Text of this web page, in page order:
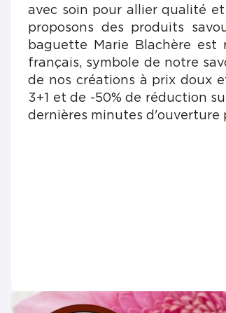
avec soin pour allier qualité
proposons des produits
baguette Marie Blachère est
français, symbole de notre
de nos créations à prix doux
3+1 et de -50% de réduction
dernières minutes d'ouverture